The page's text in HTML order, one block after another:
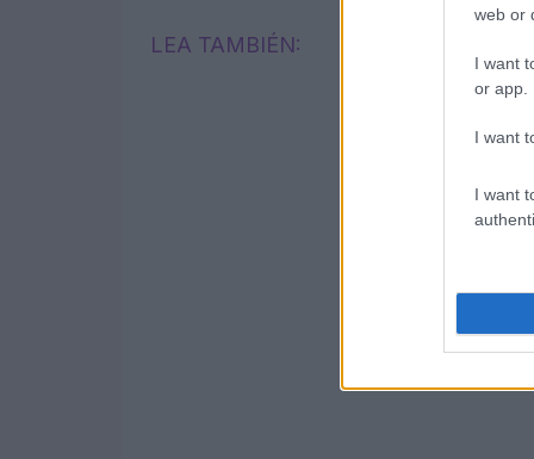
web or
I want
or app.
I want
I want
LEA TAMBIÉN: